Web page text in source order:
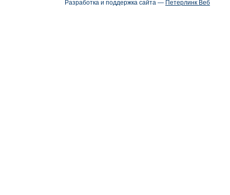
Разработка и поддержка сайта — Петерлинк Веб